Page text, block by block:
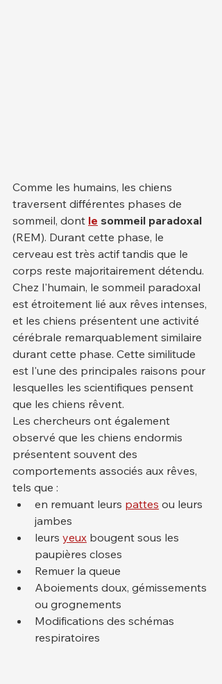
Comme les humains, les chiens
traversent différentes phases de
sommeil, dont le sommeil paradoxal
(REM). Durant cette phase, le
cerveau est très actif tandis que le
corps reste majoritairement détendu.
Chez l'humain, le sommeil paradoxal
est étroitement lié aux rêves intenses,
et les chiens présentent une activité
cérébrale remarquablement similaire
durant cette phase. Cette similitude
est l'une des principales raisons pour
lesquelles les scientifiques pensent
que les chiens rêvent.
Les chercheurs ont également
observé que les chiens endormis
présentent souvent des
comportements associés aux rêves,
tels que :
en remuant leurs pattes ou leurs
jambes
leurs yeux bougent sous les
paupières closes
Remuer la queue
Aboiements doux, gémissements
ou grognements
Modifications des schémas
respiratoires